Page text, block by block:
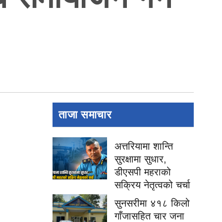
ताजा समाचार
अत्तरियामा शान्ति
सुरक्षामा सुधार,
डीएसपी महराको
सक्रिय नेतृत्वको चर्चा
सुनसरीमा ४१८ किलो
गाँजासहित चार जना